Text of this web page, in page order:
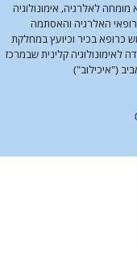
מומחה לאלרגיה, אימונולוגיה
האלרגיה והאסתמה
כרופא בכיר וכיועץ במחלקת
לאימונולוגיה קלינית שבמרכז
("איכילוב")